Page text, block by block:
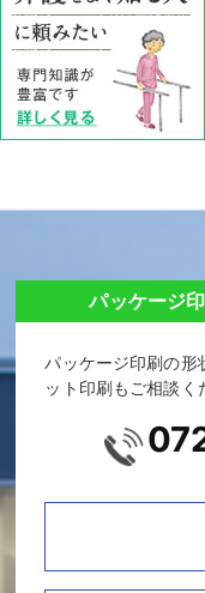
パッケージ
パッケージ印刷の形
ット印刷もご相談く